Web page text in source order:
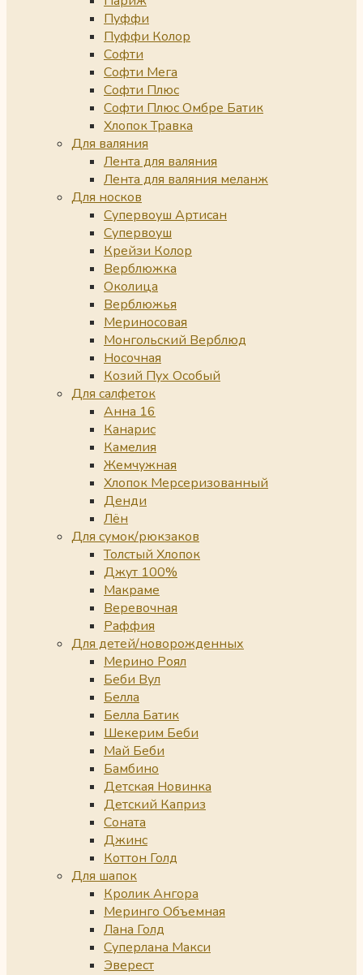
Пуффи
Пуффи Колор
Софти
Софти Мега
Софти Плюс
Софти Плюс Омбре Батик
Хлопок Травка
Для валяния
Лента для валяния
Лента для валяния меланж
Для носков
Супервоуш Артисан
Супервоуш
Крейзи Колор
Верблюжка
Околица
Верблюжья
Мериносовая
Монгольский Верблюд
Носочная
Козий Пух Особый
Для салфеток
Анна 16
Канарис
Камелия
Жемчужная
Хлопок Мерсеризованный
Денди
Лён
Для сумок/рюкзаков
Толстый Хлопок
Джут 100%
Макраме
Веревочная
Раффия
Для детей/новорожденных
Мерино Роял
Беби Вул
Белла
Белла Батик
Шекерим Беби
Май Беби
Бамбино
Детская Новинка
Детский Каприз
Соната
Джинс
Коттон Голд
Для шапок
Кролик Ангора
Меринго Объемная
Лана Голд
Суперлана Макси
Эверест